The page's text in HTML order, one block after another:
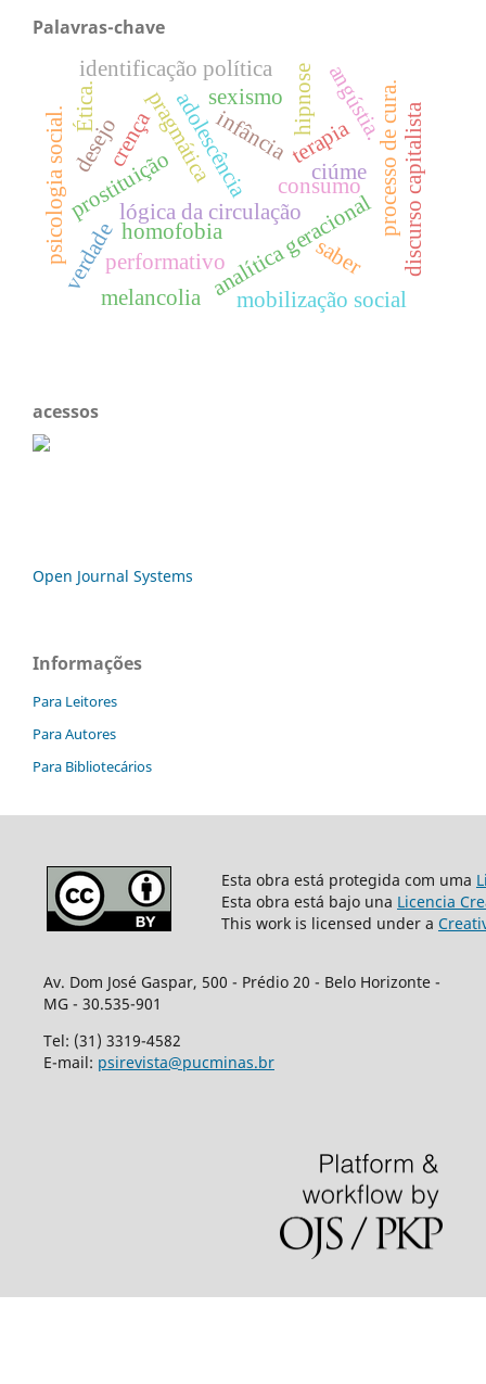
Palavras-chave
infância
consumo
lógica da circulação
analítica geracional
adolescência
prostituição
psicologia social.
sexismo
homofobia
identificação política
mobilização social
crença terapia processo de cura.
saber
verdade discurso capitalista
hipnose
pragmática
performativo
desejo
angústia.
ciúme
melancolia
Ética.
acessos
Open Journal Systems
Informações
Para Leitores
Para Autores
Para Bibliotecários
Esta obra está protegida com uma
Esta obra está bajo una Licencia
This work is licensed under a
Av. Dom José Gaspar, 500 - Prédio 20 - Belo Horizonte -
MG - 30.535-901
Tel: (31) 3319-4582
E-mail: psirevista@pucminas.br